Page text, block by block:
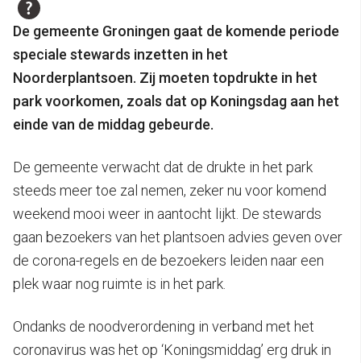
De gemeente Groningen gaat de komende periode
speciale stewards inzetten in het
Noorderplantsoen. Zij moeten topdrukte in het
park voorkomen, zoals dat op Koningsdag aan het
einde van de middag gebeurde.
De gemeente verwacht dat de drukte in het park
steeds meer toe zal nemen, zeker nu voor komend
weekend mooi weer in aantocht lijkt. De stewards
gaan bezoekers van het plantsoen advies geven over
de corona-regels en de bezoekers leiden naar een
plek waar nog ruimte is in het park.
Ondanks de noodverordening in verband met het
coronavirus was het op ‘Koningsmiddag’ erg druk in